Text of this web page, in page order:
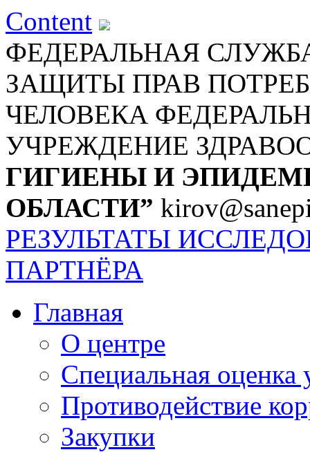
Content
ФЕДЕРАЛЬНАЯ
ЗАЩИТЫ ПРАВ
ЧЕЛОВЕКА
УЧРЕЖДЕНИЕ
ГИГИЕНЫ И
ОБЛАСТИ”
РЕЗУЛЬТАТЫ
ПАРТНЁРА
Главная
О центре
Специальная оценка
Противодействие
Закупки